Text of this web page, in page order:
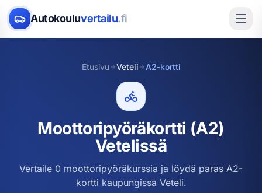
Autokouluvertailu.fi
Etusivu Veteli A2-kortti
Moottoripyöräkortti (A2)
Vetelissä
Vertaile 0 moottoripyöräkurssia ja löydä paras A2-
kortti kaupungissa Veteli.